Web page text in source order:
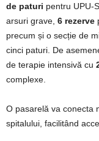
de paturi pentru UPU-
arsuri grave, 6 rezerve
precum și o secție de
cinci paturi. De
de terapie intensivă cu
complexe.
O pasarelă va conecta
spitalului, facilitând